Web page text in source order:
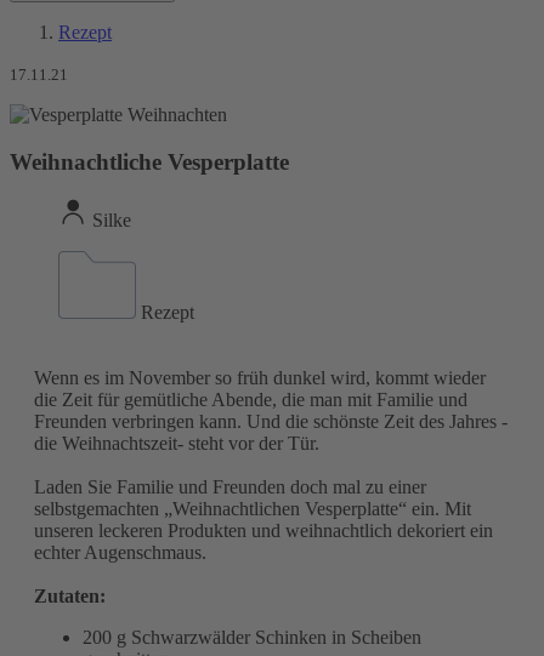
Rezept
17.11.21
Weihnachtliche Vesperplatte
Silke
Rezept
Wenn es im November so früh dunkel wird, kommt wieder
die Zeit für gemütliche Abende, die man mit Familie und
Freunden verbringen kann. Und die schönste Zeit des Jahres -
die Weihnachtszeit- steht vor der Tür.
Laden Sie Familie und Freunden doch mal zu einer
selbstgemachten „Weihnachtlichen Vesperplatte“ ein. Mit
unseren leckeren Produkten und weihnachtlich dekoriert ein
echter Augenschmaus.
Zutaten:
200 g Schwarzwälder Schinken in Scheiben